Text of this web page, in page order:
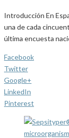
Introducción En
una de cada
última encuesta
Facebook
Twitter
Google+
LinkedIn
Pinterest